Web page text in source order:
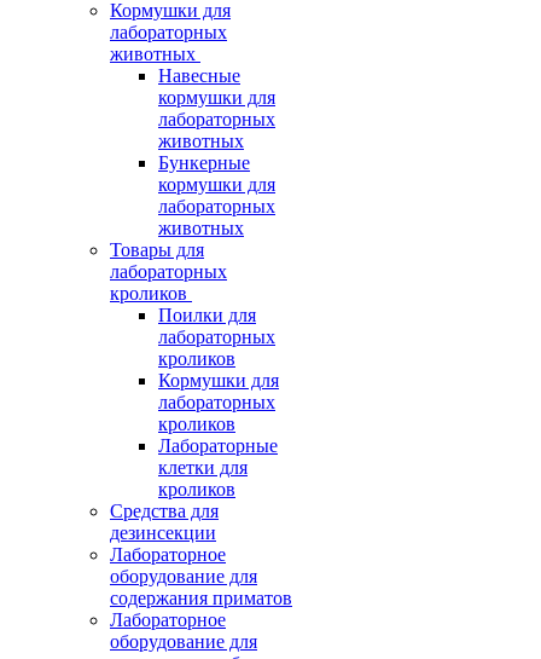
Кормушки для
лабораторных
животных
Навесные
кормушки для
лабораторных
животных
Бункерные
кормушки для
лабораторных
животных
Товары для
лабораторных
кроликов
Поилки для
лабораторных
кроликов
Кормушки для
лабораторных
кроликов
Лабораторные
клетки для
кроликов
Средства для
дезинсекции
Лабораторное
оборудование для
содержания приматов
Лабораторное
оборудование для